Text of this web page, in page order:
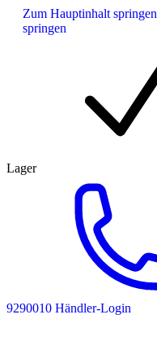
Zum Hauptinhalt springen
springen
Lager
9290010 Händler-Login